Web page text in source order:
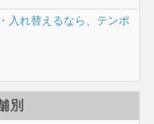
入れ替えるなら、テンポ
別